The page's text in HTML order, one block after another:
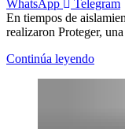
WhatsApp
Telegram
En tiempos de
realizaron Proteger,
Continúa leyendo